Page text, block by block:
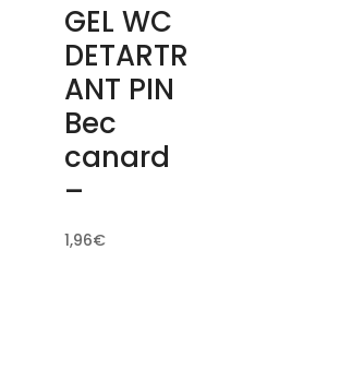
GEL WC
DETARTR
ANT PIN
Bec
canard
–
1,96€